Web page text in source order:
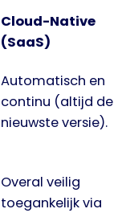
Cloud-Native
(SaaS)
Automatisch en
continu (altijd de
nieuwste versie).
Overal veilig
toegankelijk via